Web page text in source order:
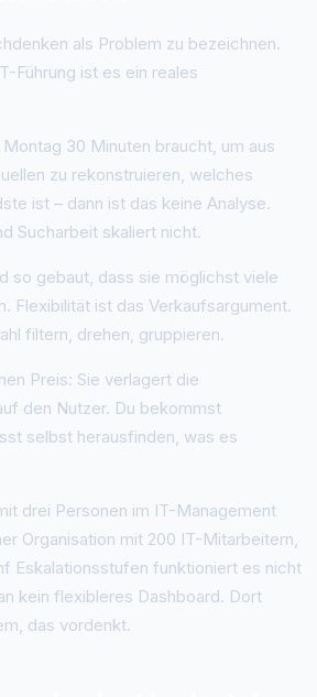
als Problem zu bezeichnen.
Führung ist es ein reales
30 Minuten braucht, um aus
zu rekonstruieren, welches
ist – dann ist das keine Analyse.
Sucharbeit skaliert nicht.
so gebaut, dass sie möglichst viele
Flexibilität ist das Verkaufsargument.
filtern, drehen, gruppieren.
Preis: Sie verlagert die
den Nutzer. Du bekommst
selbst herausfinden, was es
drei Personen im IT-Management
Organisation mit 200 IT-Mitarbeitern,
Eskalationsstufen funktioniert es nicht
kein flexibleres Dashboard. Dort
das vordenkt.